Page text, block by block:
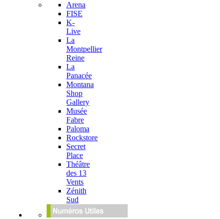
Arena
FISE
K-
Live
La
Montpellier
Reine
La
Panacée
Montana
Shop
Gallery
Musée
Fabre
Paloma
Rockstore
Secret
Place
Théâtre
des 13
Vents
Zénith
Sud